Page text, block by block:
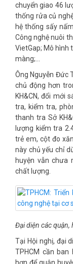
chuyển giao 46
thống rửa củ
hệ thống sấy
Công nghệ nuôi
VietGap; Mô hình
màng;...
Ông Nguyễn Đức
chủ động hơn
KH&CN, đổi mới
tra, kiểm tra,
thanh tra Sở
lượng kiểm tra
trẻ em, cột đo
này chủ yếu chỉ
huyện vẫn chưa
chất lượng.
Đại diện các quận,
Tại Hội nghị, đại
TPHCM cần